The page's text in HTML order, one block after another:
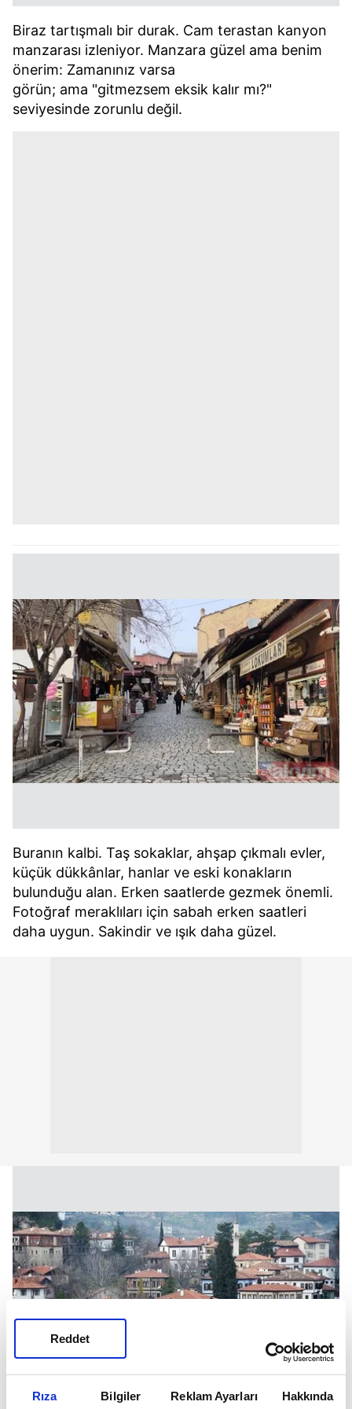
Rıza Bilgiler Reklam Ayarları Hakkında
Reddet
Biraz tartışmalı bir durak. Cam terastan kanyon
manzarası izleniyor. Manzara güzel ama benim
önerim: Zamanınız varsa
görün; ama "gitmezsem eksik kalır mı?"
seviyesinde zorunlu değil.
Buranın kalbi. Taş sokaklar, ahşap çıkmalı evler,
küçük dükkânlar, hanlar ve eski konakların
bulunduğu alan. Erken saatlerde gezmek önemli.
Fotoğraf meraklıları için sabah erken saatleri
daha uygun. Sakindir ve ışık daha güzel.